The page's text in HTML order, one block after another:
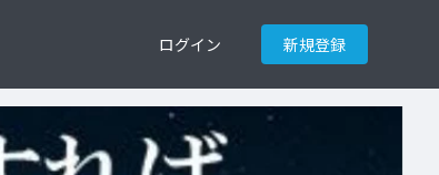
ログイン 新規登録